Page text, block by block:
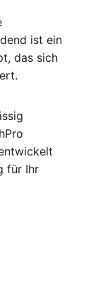
ist ein
das sich
für Ihr